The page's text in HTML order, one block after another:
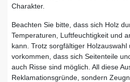
Charakter.
Beachten Sie bitte, dass sich Holz
Temperaturen, Luftfeuchtigkeit und
kann. Trotz sorgfältiger
vorkommen, dass sich Seitenteile
auch Risse sind möglich. All diese
Reklamationsgründe, sondern